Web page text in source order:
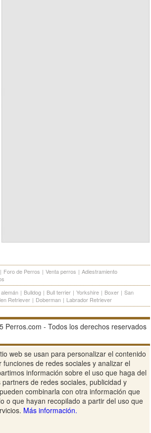
| Foro de Perros | Venta perros | Adiestramiento
| Bulldog | Bull terrier | Yorkshire | Boxer | San
Retriever | Doberman | Labrador Retriever
Perros.com - Todos los derechos reservados
| Contacte | Aviso Legal Política de
privacidad | Condiciones de uso
Ver sitio web completo
web se usan para personalizar el contenido
de redes sociales y analizar el
información sobre el uso que haga del
de redes sociales, publicidad y
combinarla con otra información que
o que hayan recopilado a partir del uso que
Más información.